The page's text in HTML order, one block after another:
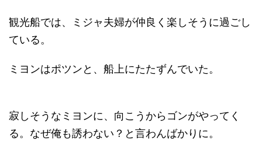
観光船では、ミジャ夫婦が仲良く楽しそうに過ごし
ている。
ミヨンはポツンと、船上にたたずんでいた。
寂しそうなミヨンに、向こうからゴンがやってく
る。なぜ俺も誘わない？と言わんばかりに。